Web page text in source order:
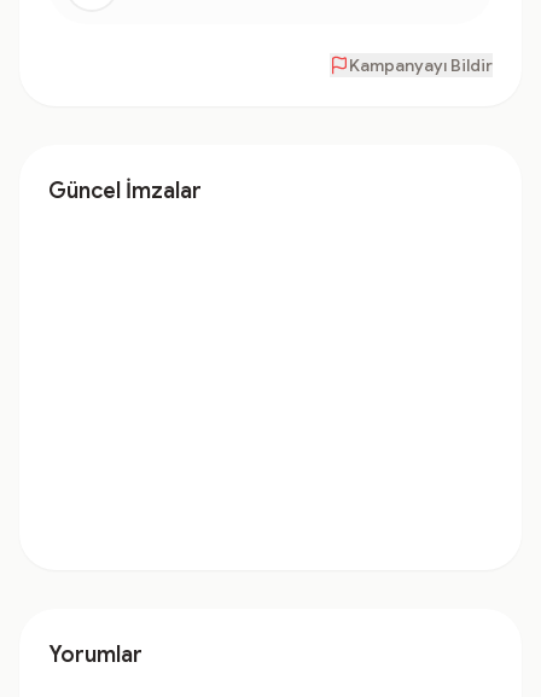
Kampanyayı Bildir
Güncel İmzalar
Yorumlar